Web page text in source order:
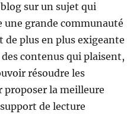
sur un sujet qui
grande communauté
de plus en plus exigeante
contenus qui plaisent,
résoudre les
la meilleure
de lecture